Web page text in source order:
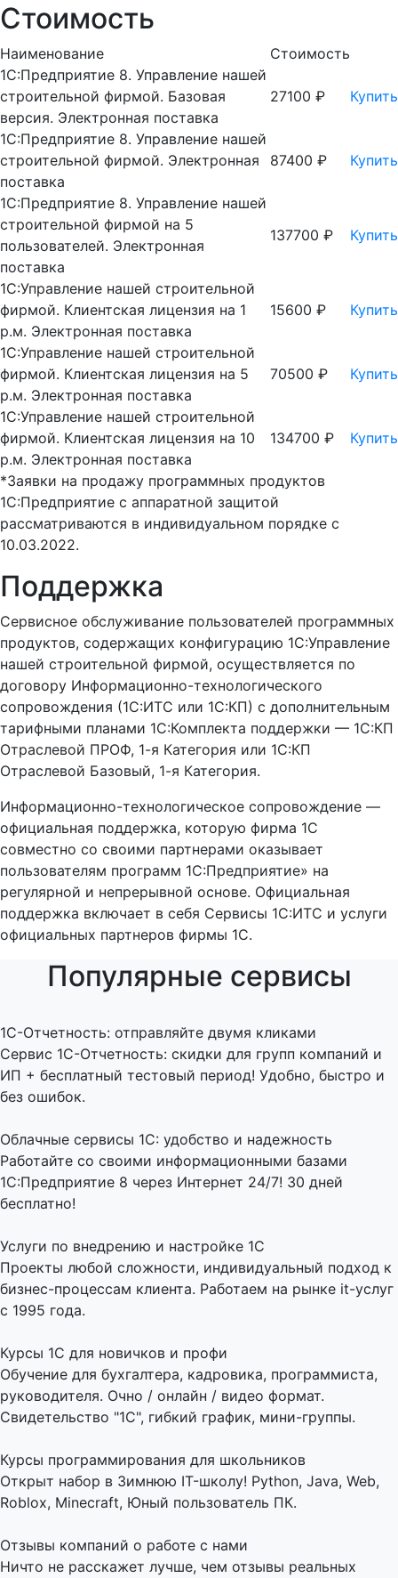
Стоимость
Наименование
Стоимость
1С:Предприятие 8. Управление нашей
строительной фирмой. Базовая
версия. Электронная поставка
27100 ₽ Купить
1С:Предприятие 8. Управление нашей
строительной фирмой. Электронная
поставка
87400 ₽ Купить
1С:Предприятие 8. Управление нашей
строительной фирмой на 5
пользователей. Электронная
поставка
137700 ₽ Купить
1С:Управление нашей строительной
фирмой. Клиентская лицензия на 1
р.м. Электронная поставка
15600 ₽ Купить
1С:Управление нашей строительной
фирмой. Клиентская лицензия на 5
р.м. Электронная поставка
70500 ₽ Купить
1С:Управление нашей строительной
фирмой. Клиентская лицензия на 10
р.м. Электронная поставка
134700 ₽ Купить
*Заявки на продажу программных продуктов
1С:Предприятие с аппаратной защитой
рассматриваются в индивидуальном порядке с
10.03.2022.
Поддержка
Сервисное обслуживание пользователей программных
продуктов, содержащих конфигурацию 1С:Управление
нашей строительной фирмой, осуществляется по
договору Информационно-технологического
сопровождения (1С:ИТС или 1С:КП) с дополнительным
тарифными планами 1С:Комплекта поддержки — 1С:КП
Отраслевой ПРОФ, 1-я Категория или 1С:КП
Отраслевой Базовый, 1-я Категория.
Информационно-технологическое сопровождение —
официальная поддержка, которую фирма 1С
совместно со своими партнерами оказывает
пользователям программ 1С:Предприятие» на
регулярной и непрерывной основе. Официальная
поддержка включает в себя Сервисы 1С:ИТС и услуги
официальных партнеров фирмы 1С.
Популярные сервисы
1C-Отчетность: отправляйте двумя кликами
Сервис 1С-Отчетность: скидки для групп компаний и
ИП + бесплатный тестовый период! Удобно, быстро и
без ошибок.
Облачные сервисы 1С: удобство и надежность
Работайте со своими информационными базами
1С:Предприятие 8 через Интернет 24/7! 30 дней
бесплатно!
Услуги по внедрению и настройке 1С
Проекты любой сложности, индивидуальный подход к
бизнес-процессам клиента. Работаем на рынке it-услуг
с 1995 года.
Курсы 1С для новичков и профи
Обучение для бухгалтера, кадровика, программиста,
руководителя. Очно / онлайн / видео формат.
Свидетельство "1С", гибкий график, мини-группы.
Курсы программирования для школьников
Открыт набор в Зимнюю IT-школу! Python, Java, Web,
Roblox, Minecraft, Юный пользователь ПК.
Отзывы компаний о работе с нами
Ничто не расскажет лучше, чем отзывы реальных